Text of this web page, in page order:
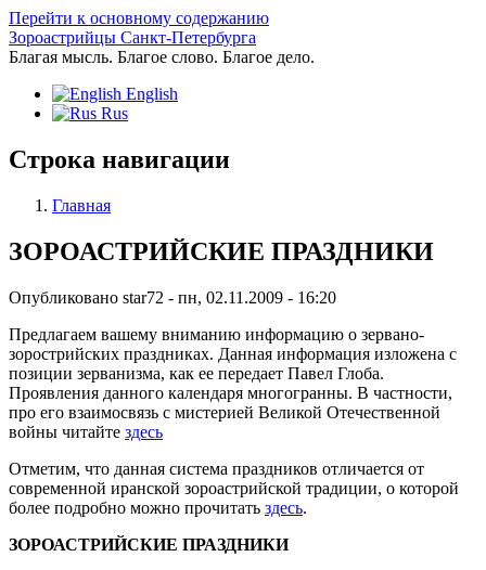
Перейти к основному содержанию
Зороастрийцы Санкт-Петербурга
Благая мысль. Благое слово. Благое дело.
English
Rus
Строка навигации
Главная
ЗОРОАСТРИЙСКИЕ ПРАЗДНИКИ
Опубликовано star72 - пн, 02.11.2009 - 16:20
Предлагаем вашему вниманию информацию о зервано-
зорострийских праздниках. Данная информация изложена с
позиции зерванизма, как ее передает Павел Глоба.
Проявления данного календаря многогранны. В частности,
про его взаимосвязь с мистерией Великой Отечественной
войны читайте здесь
Отметим, что данная система праздников отличается от
современной иранской зороастрийской традиции, о которой
более подробно можно прочитать здесь.
ЗОРОАСТРИЙСКИЕ ПРАЗДНИКИ